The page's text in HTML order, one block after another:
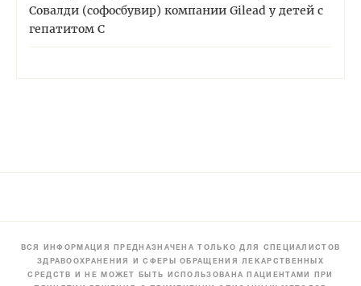
Совалди (софосбувир) компании Gilead у детей с
гепатитом С
ВСЯ ИНФОРМАЦИЯ ПРЕДНАЗНАЧЕНА ТОЛЬКО ДЛЯ СПЕЦИАЛИСТОВ
ЗДРАВООХРАНЕНИЯ И СФЕРЫ ОБРАЩЕНИЯ ЛЕКАРСТВЕННЫХ
СРЕДСТВ И НЕ МОЖЕТ БЫТЬ ИСПОЛЬЗОВАНА ПАЦИЕНТАМИ ПРИ